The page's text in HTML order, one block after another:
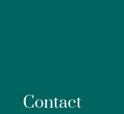
Contact